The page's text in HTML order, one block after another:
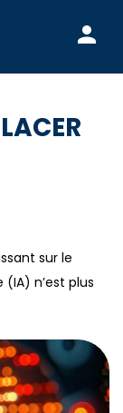
sur le
n’est plus